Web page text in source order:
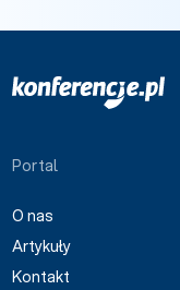
Portal
O nas
Artykuły
Kontakt